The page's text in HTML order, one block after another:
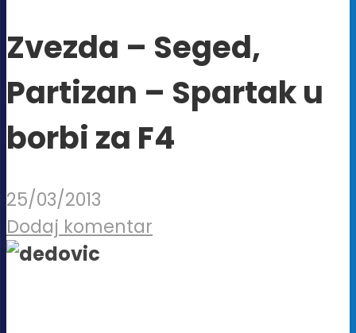
Zvezda – Seged,
Partizan – Spartak u
borbi za F4
25/03/2013
Dodaj komentar